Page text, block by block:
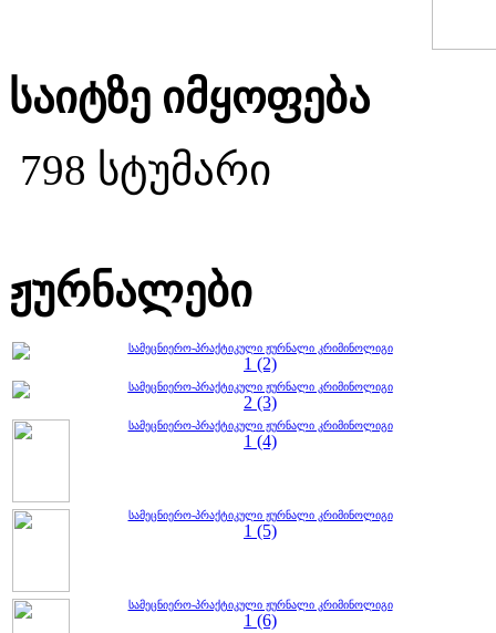
საიტზე იმყოფება
798 სტუმარი
ჟურნალები
სამეცნიერო-პრაქტიკული ჟურნალი კრიმინოლიგი
1 (2)
სამეცნიერო-პრაქტიკული ჟურნალი კრიმინოლიგი
2 (3)
სამეცნიერო-პრაქტიკული ჟურნალი კრიმინოლიგი
1 (4)
სამეცნიერო-პრაქტიკული ჟურნალი კრიმინოლიგი
1 (5)
სამეცნიერო-პრაქტიკული ჟურნალი კრიმინოლიგი
1 (6)